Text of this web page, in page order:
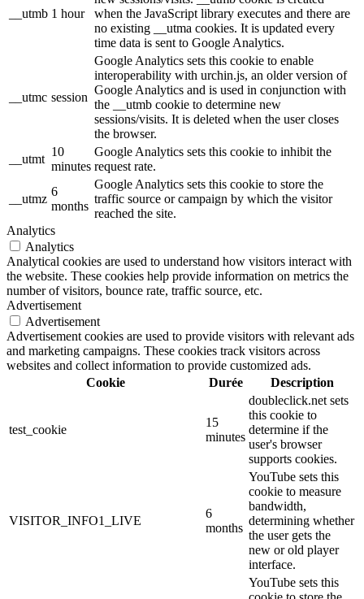
__utmb 1 hour
when the JavaScript library executes and there are
no existing __utma cookies. It is updated every
time data is sent to Google Analytics.
__utmc session
Google Analytics sets this cookie to enable
interoperability with urchin.js, an older version of
Google Analytics and is used in conjunction with
the __utmb cookie to determine new
sessions/visits. It is deleted when the user closes
the browser.
__utmt
10
minutes
Google Analytics sets this cookie to inhibit the
request rate.
__utmz
6
months
Google Analytics sets this cookie to store the
traffic source or campaign by which the visitor
reached the site.
Analytics
Analytics
Analytical cookies are used to understand how visitors interact with
the website. These cookies help provide information on metrics the
number of visitors, bounce rate, traffic source, etc.
Advertisement
Advertisement
Advertisement cookies are used to provide visitors with relevant ads
and marketing campaigns. These cookies track visitors across
websites and collect information to provide customized ads.
Cookie
Durée Description
test_cookie
15
minutes
doubleclick.net sets
this cookie to
determine if the
user's browser
supports cookies.
VISITOR_INFO1_LIVE
6
months
YouTube sets this
cookie to measure
bandwidth,
determining whether
the user gets the
new or old player
interface.
YouTube sets this